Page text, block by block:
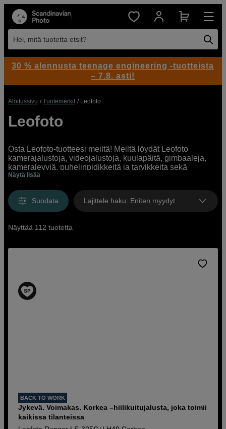
Hei, mitä tuotetta etsit?
Aloitussivu Tuotemerkit Leofoto
Leofoto
Osta Leofoto-tuotteesi meiltä! Meiltä löydät Leofoto
kamerajalustoja, videojalustoja, kuulapäitä, gimbaaleja,
kameralevyjä, puhelinpidikkeitä ja tarvikkeita sekä
verkosta että myymälästä. Meillä on laaja valikoima
kaikenlaisille valokuvaajille ja tekijöille!
Näytä lisää
Suodata Lajittele haku: Eniten myydyt
Näyttää 112 tuotetta
BACK TO WORK
Jykevä. Voimakas. Korkea –hiilikuitujalusta, joka toimii
kaikissa tilanteissa
30 % alennusta teenage engineering -tuotteista
– 7.8. asti!